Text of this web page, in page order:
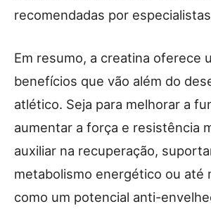
recomendadas por
Em resumo, a creatina oferece
benefícios que vão além do
atlético. Seja para melhorar a
aumentar a força e resistência
auxiliar na recuperação,
metabolismo energético ou até
como um potencial anti-